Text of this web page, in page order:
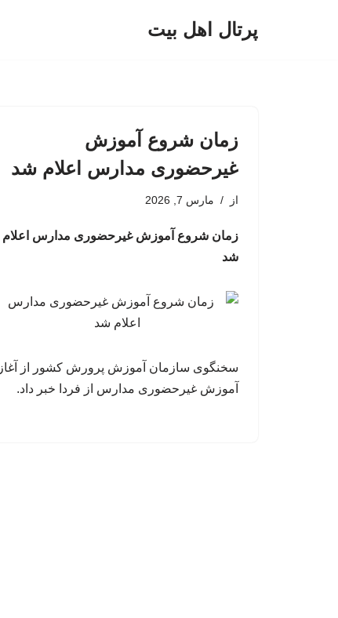
پرتال اهل بیت
زمان شروع آموزش
غیرحضوری مدارس اعلام شد
از مارس 7, 2026
زمان شروع آموزش غیرحضوری مدارس اعلام
شد
سخنگوی سازمان آموزش پرورش کشور از آغاز
آموزش غیرحضوری مدارس از فردا خبر داد.